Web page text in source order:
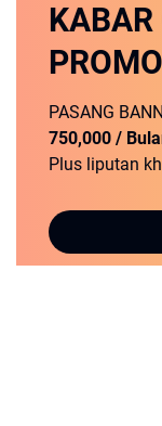
KABAR
PASANG
750,000 /
Plus liputan